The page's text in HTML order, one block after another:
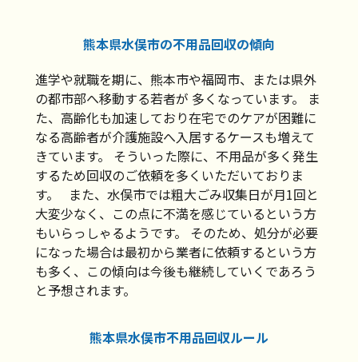
熊本県水俣市の不用品回収の傾向
進学や就職を期に、熊本市や福岡市、または県外
の都市部へ移動する若者が 多くなっています。 ま
た、高齢化も加速しており在宅でのケアが困難に
なる高齢者が介護施設へ入居するケースも増えて
きています。 そういった際に、不用品が多く発生
するため回収のご依頼を多くいただいておりま
す。 また、水俣市では粗大ごみ収集日が月1回と
大変少なく、この点に不満を感じているという方
もいらっしゃるようです。 そのため、処分が必要
になった場合は最初から業者に依頼するという方
も多く、この傾向は今後も継続していくであろう
と予想されます。
熊本県水俣市不用品回収ルール